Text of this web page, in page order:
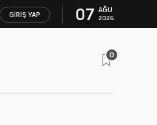
GIRIŞ YAP 07 AĞU
2026
0